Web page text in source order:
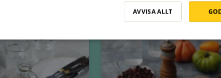
Tisdag
AVVISA ALLT